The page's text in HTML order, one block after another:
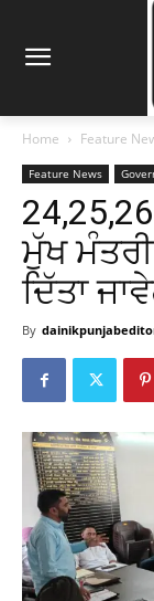
Home Feature
Feature News
ਮੁੱਖ
ਦਿੱਤਾ
By